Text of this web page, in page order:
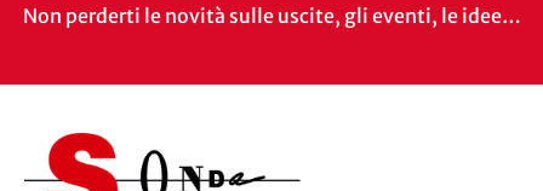
Non perderti le novità sulle uscite, gli eventi, le idee…